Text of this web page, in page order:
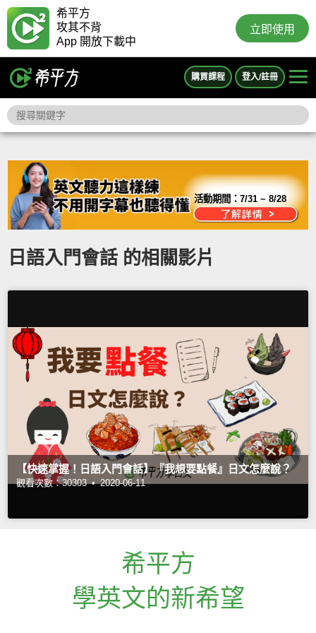
希平方
攻其不背
App 開放下載中
立即使用
購買課程 登入/註冊
活動期間：7/31 ~ 8/28
日語入門會話 的相關影片
【快速掌握！日語入門會話】『我想要點餐』日文怎麼說？
觀看次數：30303 • 2020-06-11
希平方
學英文的新希望